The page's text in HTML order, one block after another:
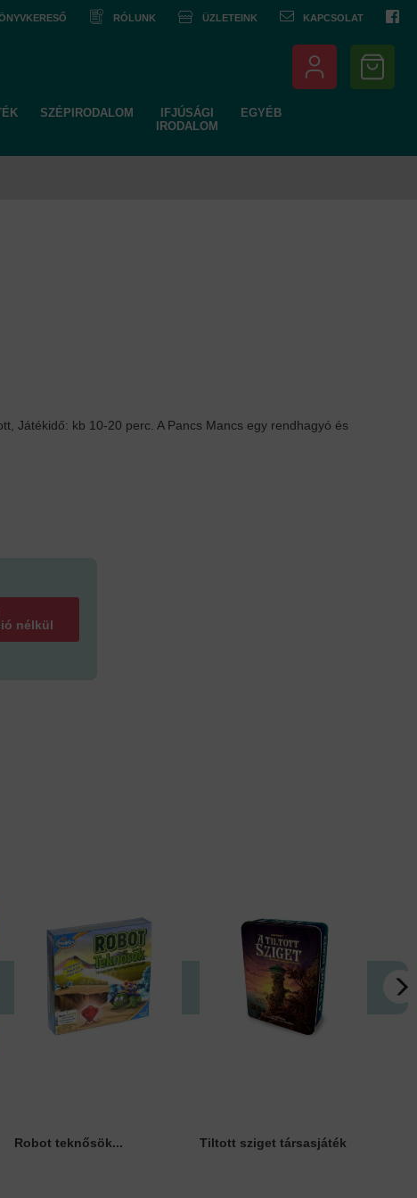
RÓLUNK ÜZLETEINK KAPCSOLAT
SZÉPIRODALOM
IFJÚSÁGI
IRODALOM
EGYÉB
Játékidő: kb 10-20 perc. A Pancs Mancs egy rendhagyó és
nélkül
Robot teknősök... Tiltott sziget társasjáték